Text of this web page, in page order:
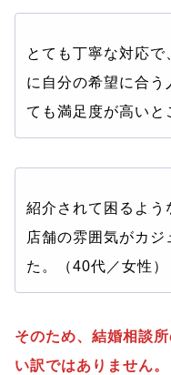
とても丁寧な対応
に自分の希望に合う
ても満足度が高いと
紹介されて困るよう
店舗の雰囲気がカ
た。（40代／女性）
そのため、結婚相談
い訳ではありません。